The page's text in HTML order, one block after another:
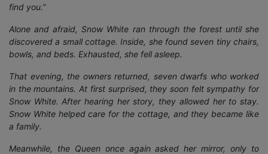
find you.”
Alone and afraid, Snow White ran through the forest until she
discovered a small cottage. Inside, she found seven tiny chairs,
bowls, and beds. Exhausted, she fell asleep.
That evening, the owners returned, seven dwarfs who worked
in the mountains. At first surprised, they soon felt sympathy for
Snow White. After hearing her story, they allowed her to stay.
Snow White helped care for the cottage, and they became like
a family.
Meanwhile, the Queen once again asked her mirror, only to